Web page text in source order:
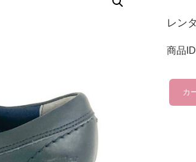
レン
商品
asics
個
カ